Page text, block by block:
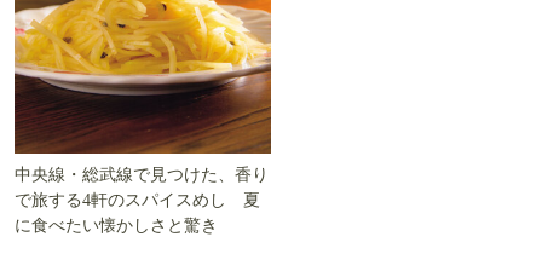
中央線・総武線で見つけた、香り
で旅する4軒のスパイスめし 夏
に食べたい懐かしさと驚き